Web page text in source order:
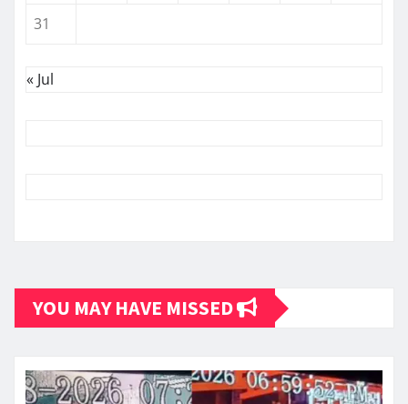
31
« Jul
YOU MAY HAVE MISSED